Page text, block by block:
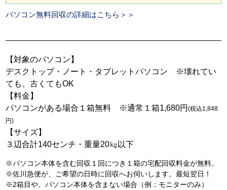
パソコン無料回収の詳細はこちら＞＞
【対象のパソコン】
デスクトップ・ノート・タブレットパソコン ※壊れてい
ても、古くてもOK
【料金】
パソコンがある場合１箱無料 ※通常１箱1,680円(税込1,848
円)
【サイズ】
３辺合計140センチ・重量20㎏以下
※パソコン本体を含む回収１回につき１箱の宅配回収料金が無料。
※佐川急便が、ご希望の日時に回収へお伺いします。最短翌日！
※2箱目や、パソコン本体を含まない場合（例：モニターのみ）